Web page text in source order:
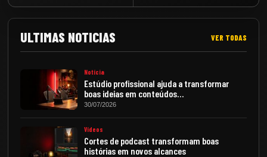
ULTIMAS NOTICIAS VER TODAS
Notícia
Estúdio profissional ajuda a transformar
boas ideias em conteúdos…
30/07/2026
Vídeos
Cortes de podcast transformam boas
histórias em novos alcances